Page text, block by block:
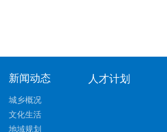
新闻动态
城乡概况
文化生活
地域规划
人才计划